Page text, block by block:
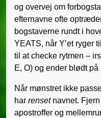
og overvej om
efternavne ofte
bogstaverne rundt i
YEATS, når Y’et ryger
til at checke rytmen –
E, O) og ender blødt på
Når mønstret ikke
har rensetnavnet. Fjern
apostroffer og